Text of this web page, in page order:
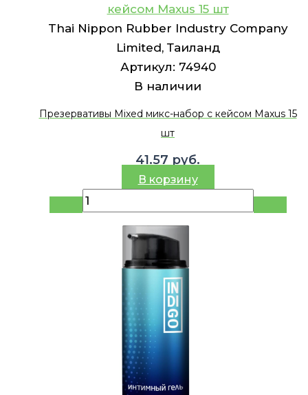
кейсом Maxus 15 шт
Thai Nippon Rubber Industry Company
Limited, Таиланд
Артикул: 74940
В наличии
Презервативы Mixed микс-набор с кейсом Maxus 15
шт
41.57 руб.
В корзину